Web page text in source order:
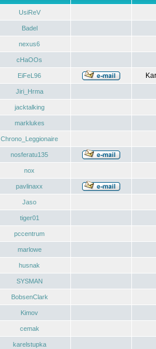
UsiReV
Badel
nexus6
cHaOOs
EiFeL96
Jiri_Hrma
jacktalking
marklukes
Chrono_Leggionaire
nosferatu135
nox
pavlinaxx
Jaso
tiger01
pccentrum
marlowe
husnak
SYSMAN
BobsenClark
Kimov
cemak
karelstupka